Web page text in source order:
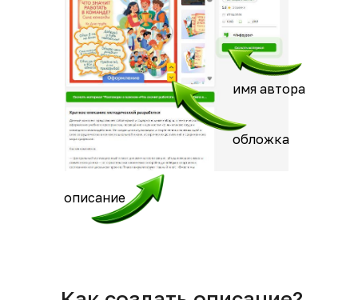
обложка
описание
имя автора